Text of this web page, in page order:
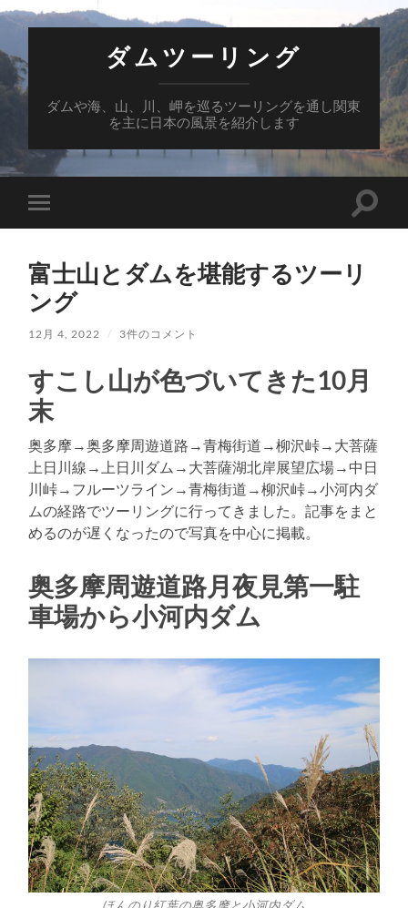
ダムツーリング
ダムや海、山、川、岬を巡るツーリングを通し関東
を主に日本の風景を紹介します
モ
バ
ル
メ
ニ
ュ
ー
を
替
え
る
検
え
る
富士山とダムを堪能するツーリ
ング
12月 4, 2022 / 3件のコメント
すこし山が色づいてきた10月
末
奥多摩→奥多摩周遊道路→青梅街道→柳沢峠→大菩薩
上日川線→上日川ダム→大菩薩湖北岸展望広場→中日
川峠→フルーツライン→青梅街道→柳沢峠→小河内ダ
ムの経路でツーリングに行ってきました。記事をまと
めるのが遅くなったので写真を中心に掲載。
奥多摩周遊道路月夜見第一駐
車場から小河内ダム